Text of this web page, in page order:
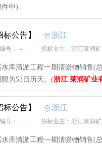
件中)
标公告】 浙江
号： -- 招标业主：浙江莱润
水库清淤工程一期清淤物销售(
为53日历天。(浙江 莱润矿业
标公告】 浙江
号： -- 招标业主：浙江莱润
水库清淤工程一期清淤物销售(